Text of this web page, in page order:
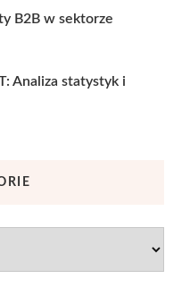
B2B w sektorze
Analiza statystyk i